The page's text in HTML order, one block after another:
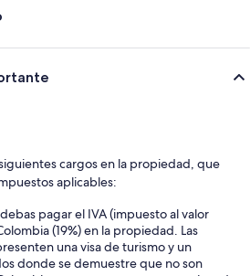
cargos en la propiedad, que
aplicables:
pagar el IVA (impuesto al valor
(19%) en la propiedad. Las
una visa de turismo y un
donde se demuestre que no son